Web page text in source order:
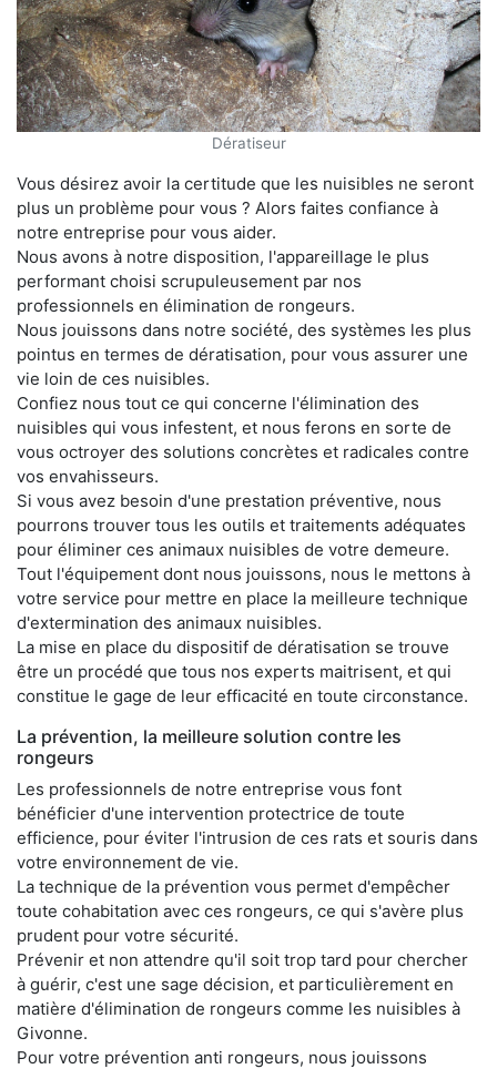
Dératiseur
Vous désirez avoir la certitude que les nuisibles ne seront
plus un problème pour vous ? Alors faites confiance à
notre entreprise pour vous aider.
Nous avons à notre disposition, l'appareillage le plus
performant choisi scrupuleusement par nos
professionnels en élimination de rongeurs.
Nous jouissons dans notre société, des systèmes les plus
pointus en termes de dératisation, pour vous assurer une
vie loin de ces nuisibles.
Confiez nous tout ce qui concerne l'élimination des
nuisibles qui vous infestent, et nous ferons en sorte de
vous octroyer des solutions concrètes et radicales contre
vos envahisseurs.
Si vous avez besoin d'une prestation préventive, nous
pourrons trouver tous les outils et traitements adéquates
pour éliminer ces animaux nuisibles de votre demeure.
Tout l'équipement dont nous jouissons, nous le mettons à
votre service pour mettre en place la meilleure technique
d'extermination des animaux nuisibles.
La mise en place du dispositif de dératisation se trouve
être un procédé que tous nos experts maitrisent, et qui
constitue le gage de leur efficacité en toute circonstance.
La prévention, la meilleure solution contre les
rongeurs
Les professionnels de notre entreprise vous font
bénéficier d'une intervention protectrice de toute
efficience, pour éviter l'intrusion de ces rats et souris dans
votre environnement de vie.
La technique de la prévention vous permet d'empêcher
toute cohabitation avec ces rongeurs, ce qui s'avère plus
prudent pour votre sécurité.
Prévenir et non attendre qu'il soit trop tard pour chercher
à guérir, c'est une sage décision, et particulièrement en
matière d'élimination de rongeurs comme les nuisibles à
Givonne.
Pour votre prévention anti rongeurs, nous jouissons